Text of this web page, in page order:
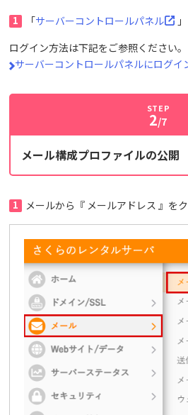
1 「サーバーコントロールパネル
ログイン方法は下記をご参照ください。
サーバーコントロールパネルにログイ
STEP
2/7
メール構成プロファイルの公開
1 メールから『 メールアドレス 』をク